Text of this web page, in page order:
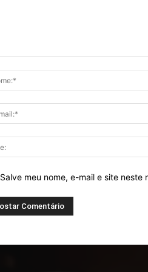
Salve meu nome, e-mail e site